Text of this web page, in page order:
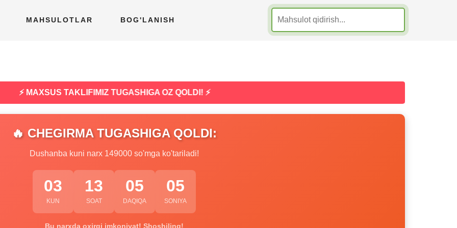
MAHSULOTLAR BOG'LANISH
⚡ MAXSUS TAKLIFIMIZ TUGASHIGA OZ QOLDI! ⚡
🔥 CHEGIRMA TUGASHIGA QOLDI:
Dushanba kuni narx 149000 so'mga ko'tariladi!
03
KUN
13
SOAT
05
DAQIQA
04
SONIYA
Bu narxda oxirgi imkoniyat! Shoshiling!